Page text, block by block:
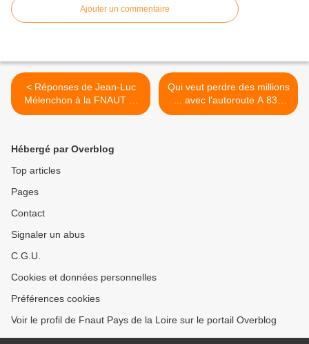
Ajouter un commentaire
< Réponses de Jean-Luc
Mélenchon à la FNAUT et
propositions du candidat
Qui veut perdre des millions
... avec l'autoroute A 831
(3) >
Hébergé par Overblog
Top articles
Pages
Contact
Signaler un abus
C.G.U.
Cookies et données personnelles
Préférences cookies
Voir le profil de Fnaut Pays de la Loire sur le portail Overblog